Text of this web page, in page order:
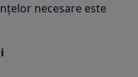
necesare este